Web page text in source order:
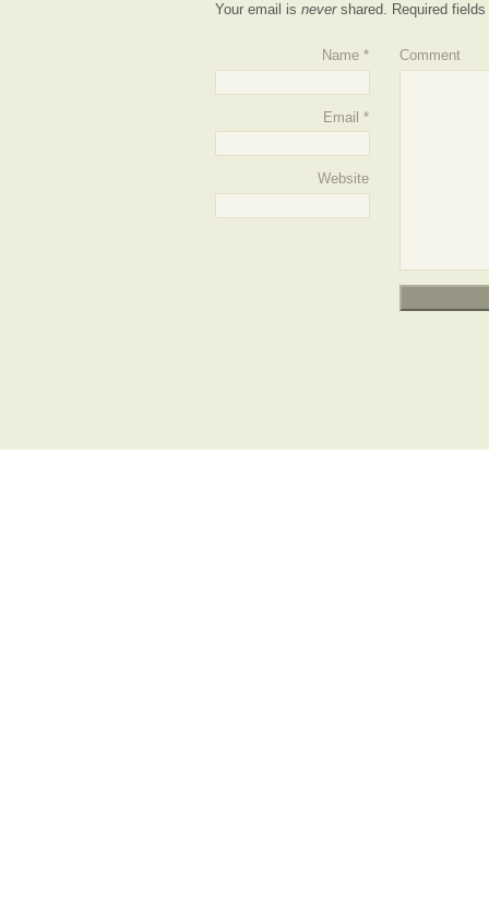
Your email isnevershared. Required
Name *
Email *
Website
Comment